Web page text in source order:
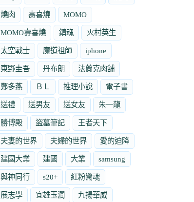
燒肉 壽喜燒 MOMO
MOMO壽喜燒 鎮魂 火村英生
太空戰士 魔道祖師 iphone
東野圭吾 丹布朗 法蘭克肉舖
鄭多燕 ＢＬ 推理小說 電子書
送禮 送男友 送女友 朱一龍
勝博殿 盜墓筆記 王者天下
夫妻的世界 夫婦的世界 愛的迫降
建國大業 建國 大業 samsung
與神同行 s20+ 紅粉驚魂
展志學 宜雄玉潤 九揚華威